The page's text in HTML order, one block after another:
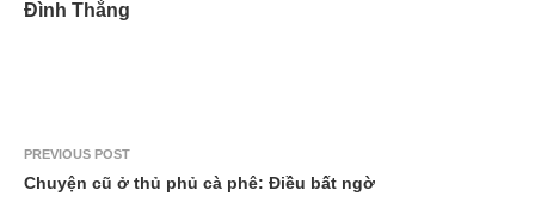
Đình Thắng
PREVIOUS POST
Chuyện cũ ở thủ phủ cà phê: Ðiều bất ngờ